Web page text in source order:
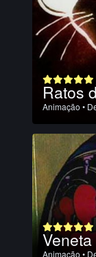
Ratos
Animação •
Veneta
Animação •